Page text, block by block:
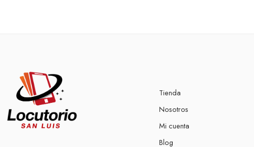
Tienda
Nosotros
Mi cuenta
Blog